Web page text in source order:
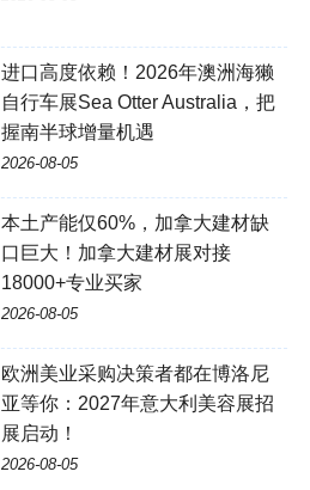
进口高度依赖！2026年澳洲海獭
自行车展Sea Otter Australia，把
握南半球增量机遇
2026-08-05
本土产能仅60%，加拿大建材缺
口巨大！加拿大建材展对接
18000+专业买家
2026-08-05
欧洲美业采购决策者都在博洛尼
亚等你：2027年意大利美容展招
展启动！
2026-08-05